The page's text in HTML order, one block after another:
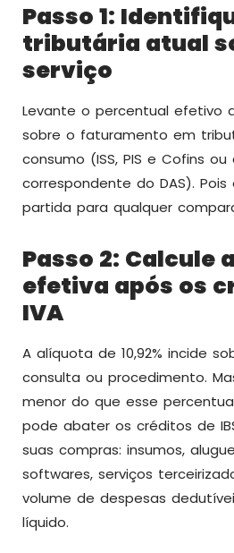
Passo 1:
tributária atual
serviço
Levante o percentual efetivo
sobre o faturamento em
consumo (ISS, PIS e Cofins
correspondente do DAS).
partida para qualquer
Passo 2: Calcule
efetiva após os
IVA
A alíquota de 10,92% incide
consulta ou procedimento.
menor do que esse
pode abater os créditos de
suas compras: insumos,
softwares, serviços
volume de despesas
líquido.